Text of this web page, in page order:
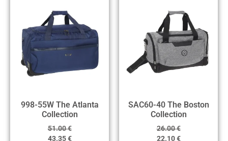
998-55W The Atlanta
Collection
51.00€
43.35€
SAC60-40 The Boston
Collection
26.00€
22.10€